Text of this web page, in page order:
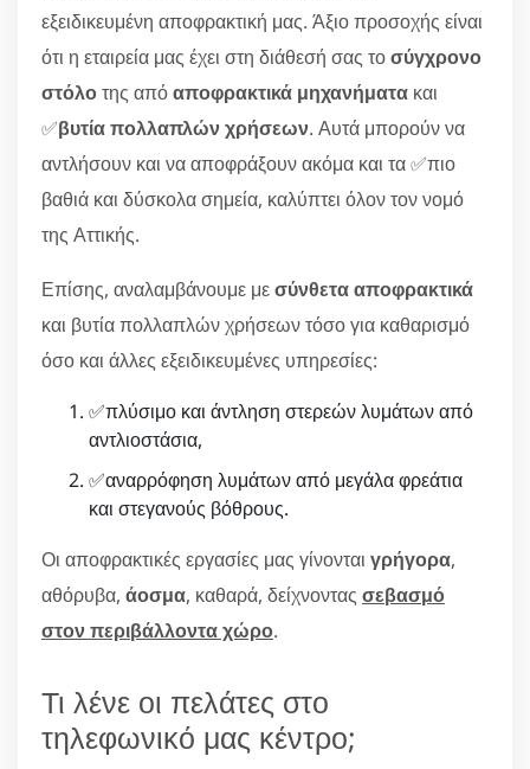
εξειδικευμένη αποφρακτική μας. Άξιο προσοχής είναι
ότι η εταιρεία μας έχει στη διάθεσή σας τοσύγχρονο
στόλοτης απόαποφρακτικά μηχανήματα και
✅βυτία πολλαπλών χρήσεων. Αυτά μπορούν να
αντλήσουν και να αποφράξουν ακόμα και τα ✅πιο
βαθιά και δύσκολα σημεία, καλύπτει όλον τον νομό
της Αττικής.
Επίσης, αναλαμβάνουμε μεσύνθετα αποφρακτικά
και βυτία πολλαπλών χρήσεων τόσο για καθαρισμό
όσο και άλλες εξειδικευμένες υπηρεσίες:
✅πλύσιμο και άντληση στερεών λυμάτων από
αντλιοστάσια,
✅αναρρόφηση λυμάτων από μεγάλα φρεάτια
και στεγανούς βόθρους.
Οι αποφρακτικές εργασίες μας γίνονται γρήγορα,
αθόρυβα, άοσμα, καθαρά, δείχνοντας σεβασμό
στον περιβάλλοντα χώρο.
Τι λένε οι πελάτες στο
τηλεφωνικό μας κέντρο;